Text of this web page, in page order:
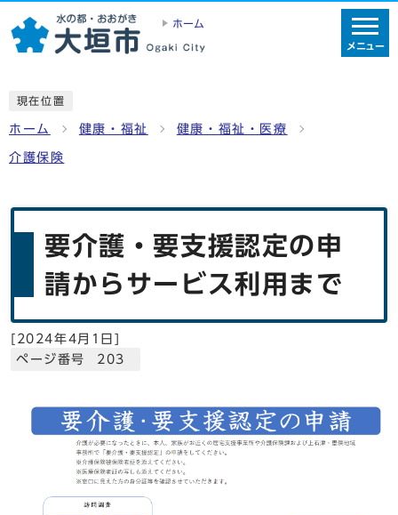
ホーム
メニュー
現在位置
ホーム 健康・福祉 健康・福祉・医療
介護保険
要介護・要支援認定の申
請からサービス利用まで
[ 2024年4月1日]
ページ番号 203